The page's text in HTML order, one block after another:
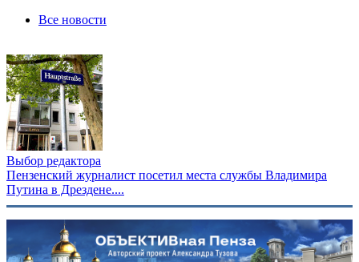
Все новости
Выбор редактора
Пензенский журналист посетил места службы Владимира
Путина в Дрездене....